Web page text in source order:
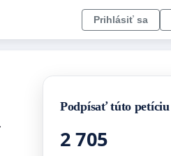
Prihlásiť sa
Podpísať túto petíciu
2 705